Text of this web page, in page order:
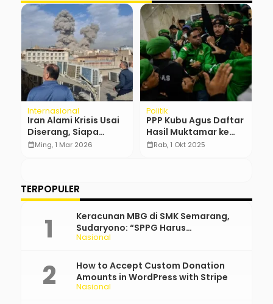
Internasional
Iran Alami Krisis Usai
Diserang, Siapa
Pengganti Ali
calendar_monthMing, 1 Mar 2026
Politik
PPP Kubu Agus Daftar
Hasil Muktamar ke
Kemenkum
calendar_monthRab, 1 Okt 2025
TERPOPULER
Nasional
Keracunan MBG di SMK Semarang,
Sudaryono: “SPPG Harus
Bertanggung Jawab!”
Nasional
How to Accept Custom Donation
Amounts in WordPress with Stripe